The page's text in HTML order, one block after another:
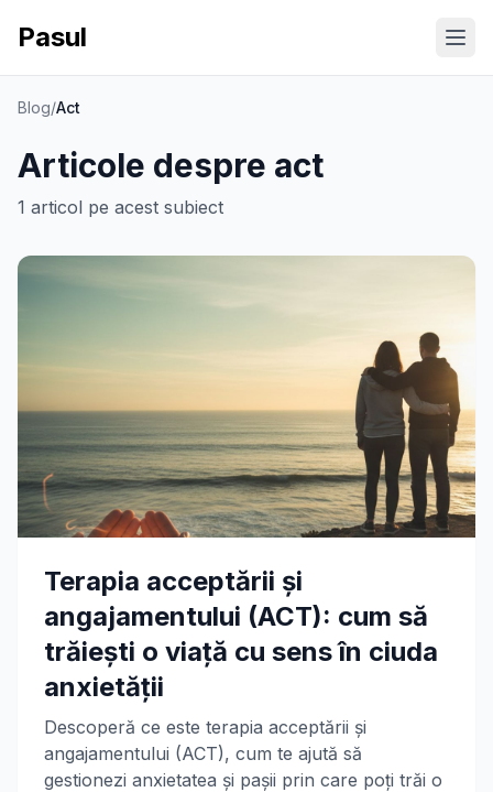
Pasul
Blog/Act
Articole despre act
1 articol pe acest subiect
Terapia acceptării și
angajamentului (ACT): cum să
trăiești o viață cu sens în ciuda
anxietății
Descoperă ce este terapia acceptării și
angajamentului (ACT), cum te ajută să
gestionezi anxietatea și pașii prin care poți trăi o